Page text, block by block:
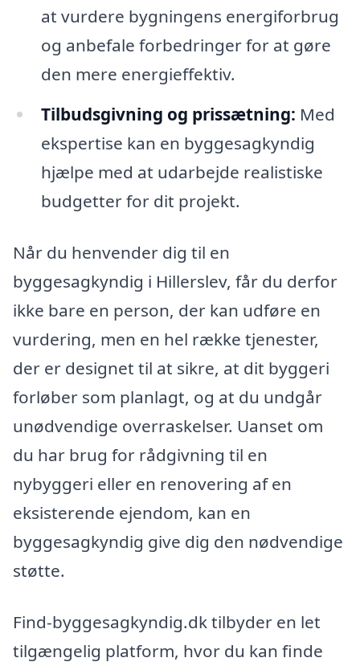
at vurdere bygningens energiforbrug
og anbefale forbedringer for at gøre
den mere energieffektiv.
Tilbudsgivning og prissætning: Med
ekspertise kan en byggesagkyndig
hjælpe med at udarbejde realistiske
budgetter for dit projekt.
Når du henvender dig til en
byggesagkyndig i Hillerslev, får du derfor
ikke bare en person, der kan udføre en
vurdering, men en hel række tjenester,
der er designet til at sikre, at dit byggeri
forløber som planlagt, og at du undgår
unødvendige overraskelser. Uanset om
du har brug for rådgivning til en
nybyggeri eller en renovering af en
eksisterende ejendom, kan en
byggesagkyndig give dig den nødvendige
støtte.
Find-byggesagkyndig.dk tilbyder en let
tilgængelig platform, hvor du kan finde